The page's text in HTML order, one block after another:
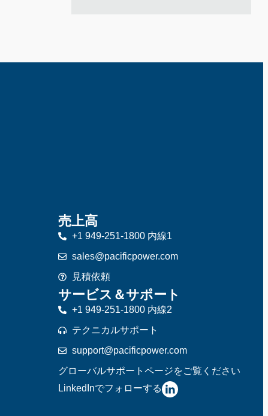
売上高
+1 949-251-1800 内線1
sales@pacificpower.com
見積依頼
サービス＆サポート
+1 949-251-1800 内線2
テクニカルサポート
support@pacificpower.com
グローバルサポートページをご覧ください
LinkedInでフォローする